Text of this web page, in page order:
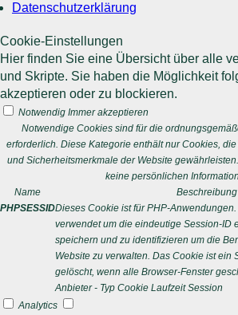
Datenschutzerklärung
Cookie-Einstellungen
Hier finden Sie eine Übersicht über alle
und Skripte. Sie haben die Möglichkeit
akzeptieren oder zu blockieren.
Notwendig Immer akzeptieren
Notwendige Cookies sind für die
erforderlich. Diese Kategorie enthält nur Cookies,
und Sicherheitsmerkmale der Website
keine persönlichen
Name
Beschreibung
PHPSESSIDDieses Cookie ist für PHP-
verwendet um die eindeutige Session-ID
speichern und zu identifizieren um die
Website zu verwalten. Das Cookie ist ein
gelöscht, wenn alle Browser-Fenster
Anbieter - Typ Cookie Laufzeit Session
Analytics